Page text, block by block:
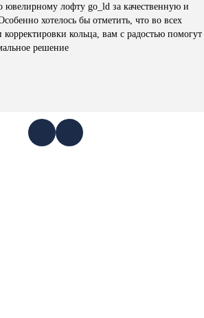
ювелирному лофту go_ld за качественную и
хотелось бы отметить, что во всех
корректировки кольца, вам с радостью
решение